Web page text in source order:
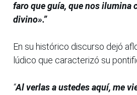
faro que guía, que nos ilumina
divino».”
En su histórico discurso dejó
lúdico que caracterizó su
“Al verlas a ustedes aquí, me